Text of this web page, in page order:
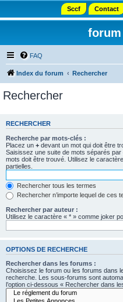
Sccf Contact
forum
FAQ
Index du forum Rechercher
Rechercher
RECHERCHER
Recherche par mots-clés :
Placez un + devant un mot qui doit être
Saisissez une suite de mots séparés par
mots doit être trouvé. Utilisez le
partielles.
Rechercher tous les termes
Rechercher n’importe lequel de ces
Rechercher par auteur :
Utilisez le caractère « * » comme joker
OPTIONS DE RECHERCHE
Rechercher dans les forums :
Choisissez le forum ou les forums dans
recherche. Les sous-forums sont
l’option ci-dessous « Rechercher dans